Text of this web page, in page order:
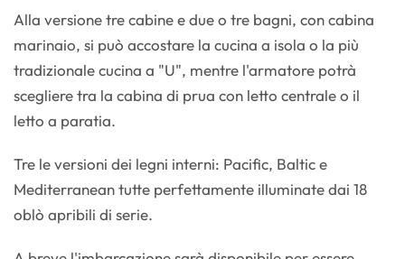
Alla versione tre cabine e due o tre bagni, con cabina
marinaio, si può accostare la cucina a isola o la più
tradizionale cucina a "U", mentre l'armatore potrà
scegliere tra la cabina di prua con letto centrale o il
letto a paratia.
Tre le versioni dei legni interni: Pacific, Baltic e
Mediterranean tutte perfettamente illuminate dai 18
oblò apribili di serie.